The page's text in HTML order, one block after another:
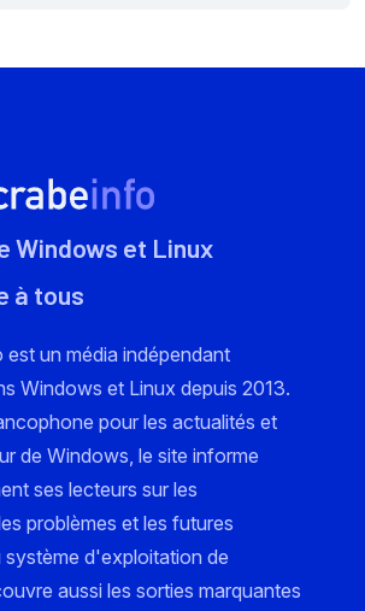
Windows et Linux
à tous
est un média indépendant
Windows et Linux depuis 2013.
pour les actualités et
de Windows, le site informe
ses lecteurs sur les
problèmes et les futures
d'exploitation de
aussi les sorties marquantes